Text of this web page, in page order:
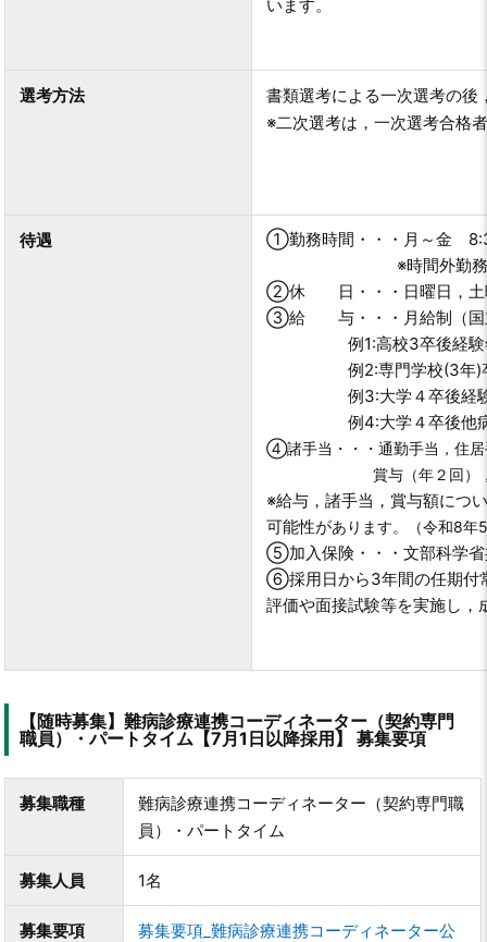
います。
選考方法
書類選考による一次選考の
※二次選考は，一次選考合格
待遇
①勤務時間・・・月～金
※時間外勤務を命ず
②休 日・・・日曜日，土曜
③給 与・・・月給制（国立
例1:高校3卒後経験年
例2:専門学校(3年)卒
例3:大学４卒後経験年
例4:大学４卒後他病院
④諸手当・・・通勤手当，住居
賞与（年２回），時
※給与，諸手当，賞与額につ
可能性があります。（令和8年
⑤加入保険・・・文部科学省
⑥採用日から3年間の任期付
評価や面接試験等を実施し
【随時募集】難病診療連携コーディネーター（契約専門
職員）・パートタイム【7月1日以降採用】 募集要項
募集職種
難病診療連携コーディネーター（契約専門職
員）・パートタイム
募集人員 1名
募集要項
募集要項_難病診療連携コーディネーター公